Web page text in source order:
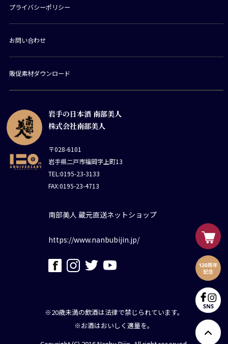
岩手の日本酒 南部美人
株式会社南部美人
〒028-6101
岩手県二戸市福岡字上町13
TEL:0195-23-3133
FAX:0195-23-4713
南部美人 蔵元直送ネットショップ
https://www.nanbubijin.jp/
プライバシーポリシー
お問い合わせ
販促素材ダウンロード
※20歳未満の飲酒は法律で禁じられています。
※お酒はおいしく適量を。